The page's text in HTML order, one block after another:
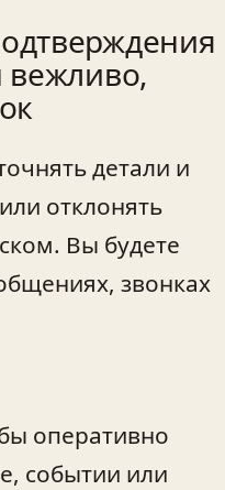
вежливо,
детали и
отклонять
Вы будете
звонках
оперативно
событии или